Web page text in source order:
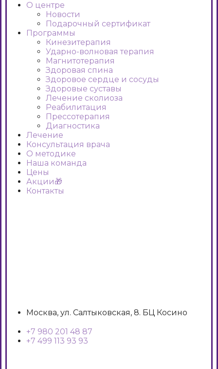
О центре
Новости
Подарочный сертификат
Программы
Кинезитерапия
Ударно-волновая терапия
Магнитотерапия
Здоровая спина
Здоровое сердце и сосуды
Здоровые суставы
Лечение сколиоза
Реабилитация
Прессотерапия
Диагностика
Лечение
Консультация врача
О методике
Наша команда
Цены
Акции🎁
Контакты
Москва, ул. Салтыковская, 8. БЦ Косино
+7 980 201 48 87
+7 499 113 93 93